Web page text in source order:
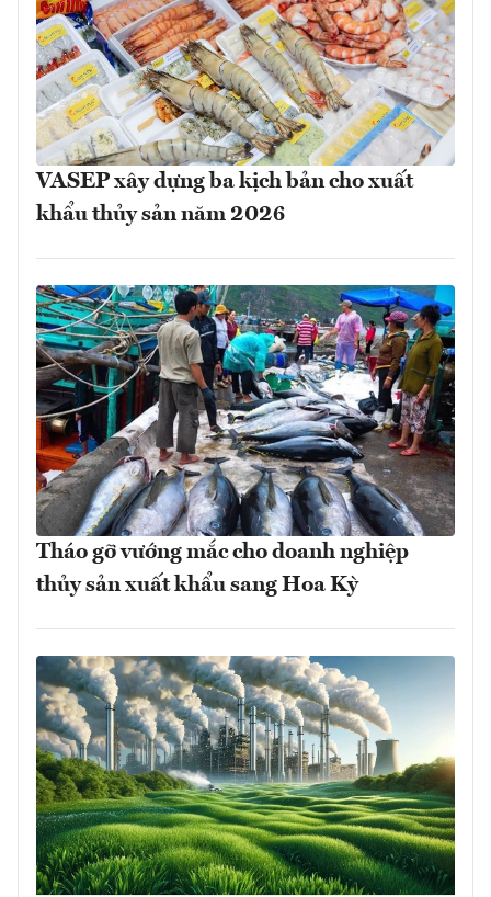
VASEP xây dựng ba kịch bản cho xuất
khẩu thủy sản năm 2026
Tháo gỡ vướng mắc cho doanh nghiệp
thủy sản xuất khẩu sang Hoa Kỳ